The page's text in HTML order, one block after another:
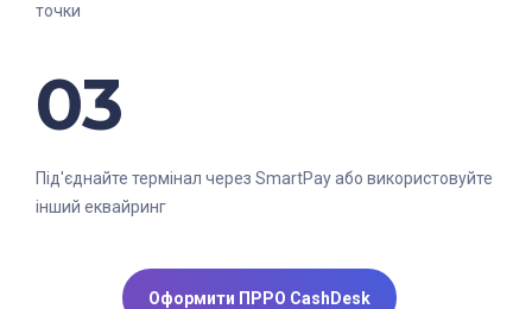
точки
03
Під'єднайте термінал через SmartPay або використовуйте
інший еквайринг
Оформити ПРРО CashDesk